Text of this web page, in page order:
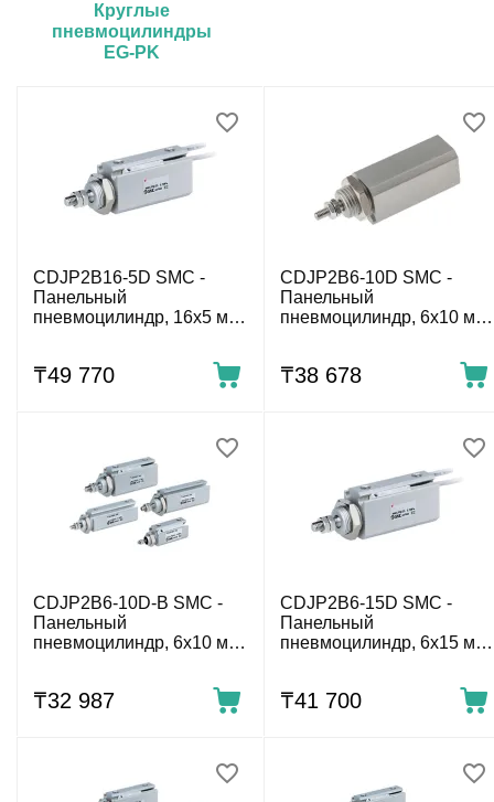
Круглые
пневмоцилиндры
EG-PK
CDJP2B16-5D SMC -
Панельный
пневмоцилиндр, 16x5 мм,
₸49 770
CDJP2B6-10D SMC -
Панельный
пневмоцилиндр, 6x10 мм,
₸38 678
CDJP2B6-10D-B SMC -
Панельный
пневмоцилиндр, 6x10 мм,
₸32 987
CDJP2B6-15D SMC -
Панельный
пневмоцилиндр, 6x15 мм,
₸41 700